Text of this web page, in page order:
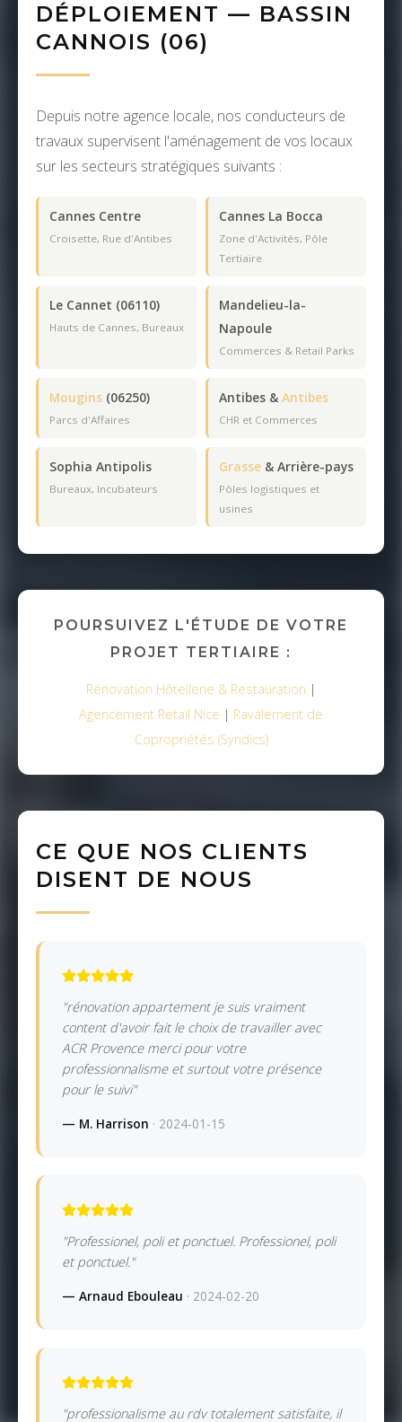
DÉPLOIEMENT — BASSIN
CANNOIS (06)
Depuis notre agence locale, nos conducteurs de
travaux supervisent l'aménagement de vos locaux
sur les secteurs stratégiques suivants :
Cannes Centre
Croisette, Rue d'Antibes
Cannes La Bocca
Zone d'Activités, Pôle
Tertiaire
Le Cannet (06110)
Hauts de Cannes, Bureaux
Mandelieu-la-
Napoule
Commerces & Retail Parks
Mougins (06250)
Parcs d'Affaires
Antibes & Antibes
CHR et Commerces
Sophia Antipolis
Bureaux, Incubateurs
Grasse & Arrière-pays
Pôles logistiques et
usines
POURSUIVEZ L'ÉTUDE DE VOTRE
PROJET TERTIAIRE :
Rénovation Hôtellerie & Restauration |
Agencement Retail Nice | Ravalement de
Copropriétés (Syndics)
CE QUE NOS CLIENTS
DISENT DE NOUS
"rénovation appartement je suis vraiment
content d'avoir fait le choix de travailler avec
ACR Provence merci pour votre
professionnalisme et surtout votre présence
pour le suivi"
— M. Harrison · 2024-01-15
"Professionel, poli et ponctuel. Professionel, poli
et ponctuel."
— Arnaud Ebouleau · 2024-02-20
"professionalisme au rdv totalement satisfaite, il